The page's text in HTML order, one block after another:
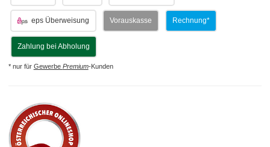
eps Überweisung Vorauskasse Rechnung*
Zahlung bei Abholung
* nur für Gewerbe Premium-Kunden